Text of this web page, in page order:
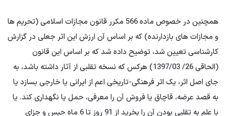
همچنین در خصوص ماده 566 مکرر قانون مجازات اسلامی (تحریم ها
و مجازات های بازدارنده) که بر اساس آن ارزش این اثر جعلی در گزارش
کارشناسی تعیین شد، توضیح داده شد که بر اساس این قانون
(الحاقی 26/ 1397/03) هرکس که نسخه تقلبی از آثار داشته باشد، به
جای اصل اثر، یک اثر فرهنگی-تاریخی اعم از ایرانی یا خارجی بسازد یا
به قصد عرضه، قاچاق یا فروش آن را معرفی، حمل یا نگهداری کند. یا
با علم به تقلبی بودن آن را بخرید از 91 روز تا 6 ماه حبس و جزای